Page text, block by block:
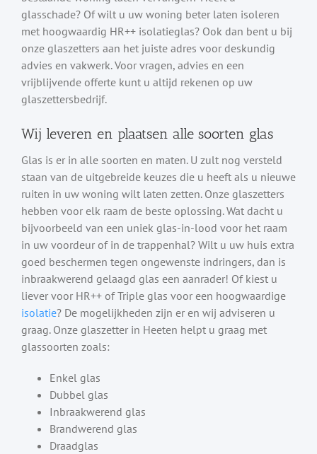
glasschade? Of wilt u uw woning beter laten isoleren
met hoogwaardig HR++ isolatieglas? Ook dan bent u bij
onze glaszetters aan het juiste adres voor deskundig
advies en vakwerk. Voor vragen, advies en een
vrijblijvende offerte kunt u altijd rekenen op uw
glaszettersbedrijf.
Wij leveren en plaatsen alle soorten glas
Glas is er in alle soorten en maten. U zult nog versteld
staan van de uitgebreide keuzes die u heeft als u nieuwe
ruiten in uw woning wilt laten zetten. Onze glaszetters
hebben voor elk raam de beste oplossing. Wat dacht u
bijvoorbeeld van een uniek glas-in-lood voor het raam
in uw voordeur of in de trappenhal? Wilt u uw huis extra
goed beschermen tegen ongewenste indringers, dan is
inbraakwerend gelaagd glas een aanrader! Of kiest u
liever voor HR++ of Triple glas voor een hoogwaardige
isolatie? De mogelijkheden zijn er en wij adviseren u
graag. Onze glaszetter in Heeten helpt u graag met
glassoorten zoals:
Enkel glas
Dubbel glas
Inbraakwerend glas
Brandwerend glas
Draadglas